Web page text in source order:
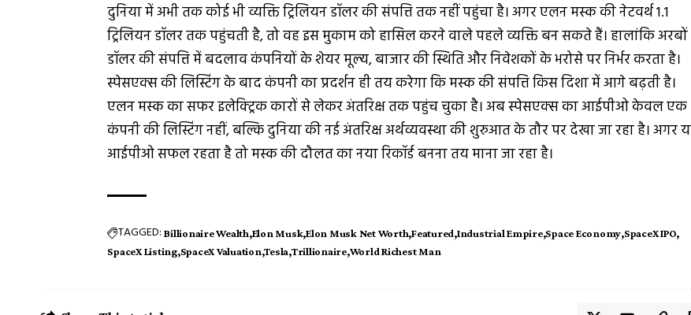
दुनिया में अभी तक कोई भी व्यक्ति ट्रिलियन डॉलर की संपत्ति तक नहीं पहुंचा है। अगर एलन मस्क की नेटवर्थ 1.1
ट्रिलियन डॉलर तक पहुंचती है, तो वह इस मुकाम को हासिल करने वाले पहले व्यक्ति बन सकते हैं। हालांकि अरबों
डॉलर की संपत्ति में बदलाव कंपनियों के शेयर मूल्य, बाजार की स्थिति और निवेशकों के भरोसे पर निर्भर करता है।
स्पेसएक्स की लिस्टिंग के बाद कंपनी का प्रदर्शन ही तय करेगा कि मस्क की संपत्ति किस दिशा में आगे बढ़ती है।
एलन मस्क का सफर इलेक्ट्रिक कारों से लेकर अंतरिक्ष तक पहुंच चुका है। अब स्पेसएक्स का आईपीओ केवल एक
कंपनी की लिस्टिंग नहीं, बल्कि दुनिया की नई अंतरिक्ष अर्थव्यवस्था की शुरुआत के तौर पर देखा जा रहा है। अगर
आईपीओ सफल रहता है तो मस्क की दौलत का नया रिकॉर्ड बनना तय माना जा रहा है।
TAGGED: Billionaire Wealth Elon Musk Elon Musk Net Worth Featured Industrial Empire Space Economy SpaceX IPO
SpaceX Listing SpaceX Valuation Tesla Trillionaire World Richest Man